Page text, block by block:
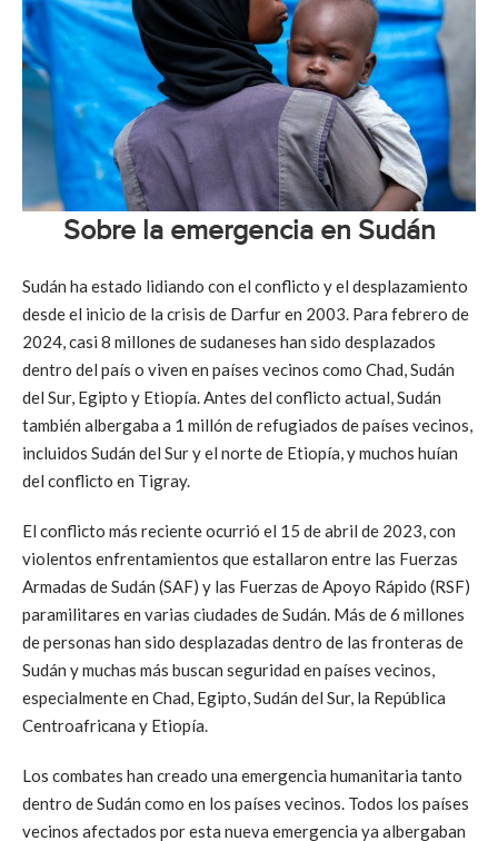
Sobre la emergencia en Sudán
Sudán ha estado lidiando con el conflicto y el desplazamiento
desde el inicio de la crisis de Darfur en 2003. Para febrero de
2024, casi 8 millones de sudaneses han sido desplazados
dentro del país o viven en países vecinos como Chad, Sudán
del Sur, Egipto y Etiopía. Antes del conflicto actual, Sudán
también albergaba a 1 millón de refugiados de países vecinos,
incluidos Sudán del Sur y el norte de Etiopía, y muchos huían
del conflicto en Tigray.
El conflicto más reciente ocurrió el 15 de abril de 2023, con
violentos enfrentamientos que estallaron entre las Fuerzas
Armadas de Sudán (SAF) y las Fuerzas de Apoyo Rápido (RSF)
paramilitares en varias ciudades de Sudán. Más de 6 millones
de personas han sido desplazadas dentro de las fronteras de
Sudán y muchas más buscan seguridad en países vecinos,
especialmente en Chad, Egipto, Sudán del Sur, la República
Centroafricana y Etiopía.
Los combates han creado una emergencia humanitaria tanto
dentro de Sudán como en los países vecinos. Todos los países
vecinos afectados por esta nueva emergencia ya albergaban